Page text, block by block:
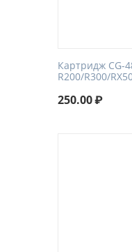
Картридж CG-
R200/R300/
250.00₽